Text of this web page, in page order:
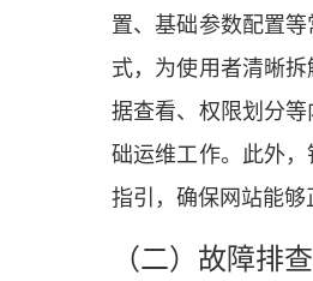
置、基础参数配置
式，为使用者清晰
据查看、权限划分
础运维工作。此外
指引，确保网站能够
（二）故障排